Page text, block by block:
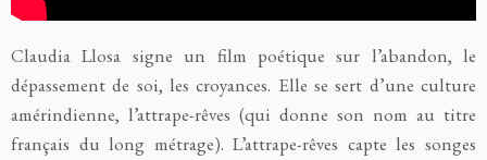
Claudia Llosa signe un film poétique sur l’abandon, le
dépassement de soi, les croyances. Elle se sert d’une culture
amérindienne, l’attrape-rêves (qui donne son nom au titre
français du long métrage). L’attrape-rêves capte les songes